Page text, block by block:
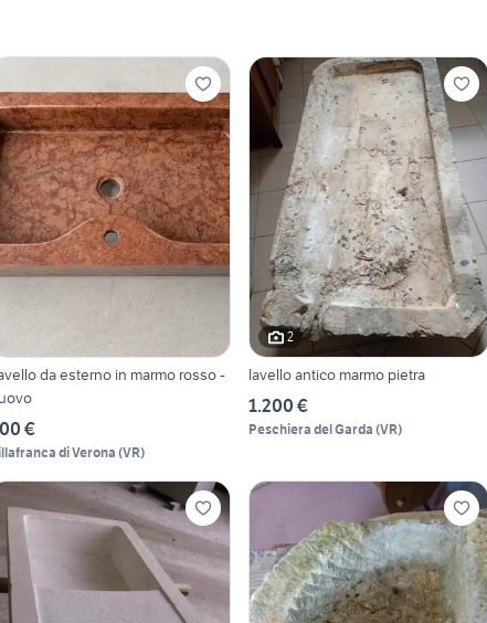
da esterno in marmo rosso -
€
di Verona (VR)
2
lavello antico marmo pietra
1.200 €
Peschiera del Garda (VR)